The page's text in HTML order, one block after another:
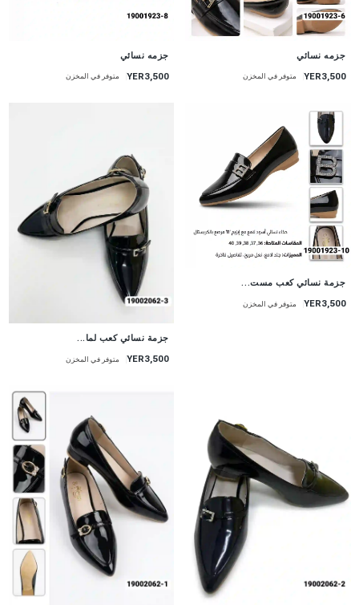
جزمه نسائي
YER3,500 متوفر في المخزن
جزمه نسائي
YER3,500 متوفر في المخزن
جزمة نسائي كعب مست...
YER3,500 متوفر في المخزن
جزمة نسائي كعب لما...
YER3,500 متوفر في المخزن